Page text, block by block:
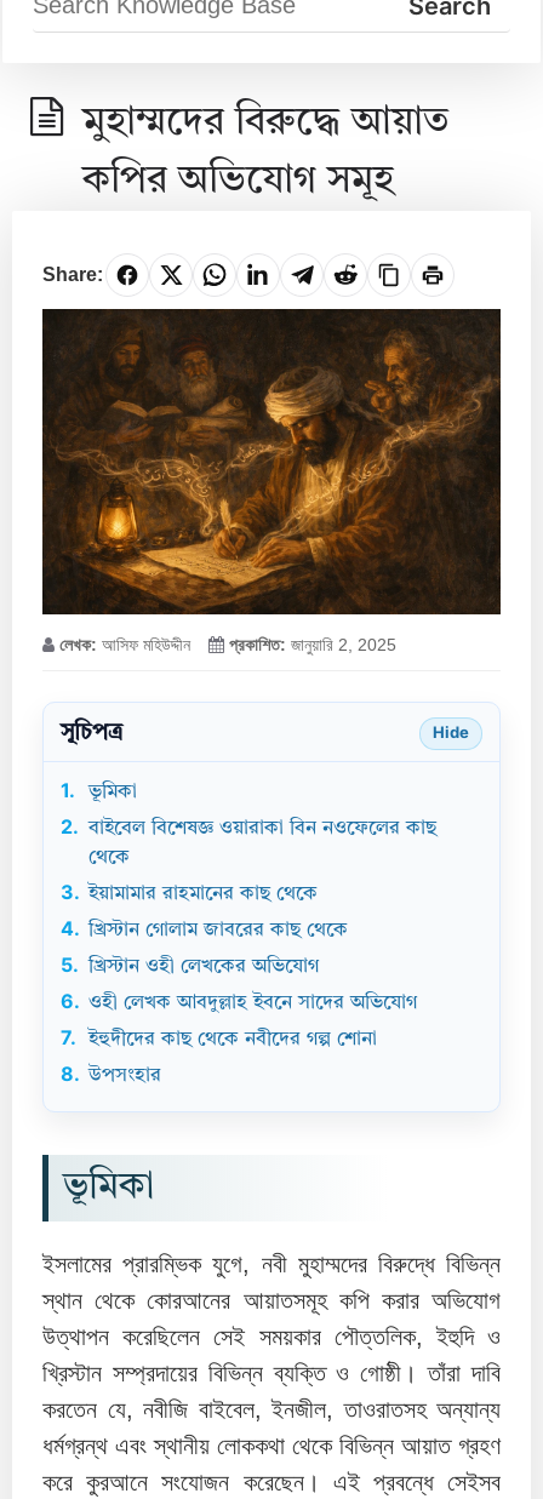
মুহাম্মদের বিরুদ্ধে আয়াত
কপির অভিযোগ সমূহ
Share:
লেখক: আসিফ মহিউদ্দীন প্রকাশিত: জানুয়ারি 2, 2025
সূচিপত্র Hide
1.
ভূমিকা
2. বাইবেল বিশেষজ্ঞ ওয়ারাকা বিন নওফেলের কাছ
থেকে
3. ইয়ামামার রাহমানের কাছ থেকে
4. খ্রিস্টান গোলাম জাবরের কাছ থেকে
5. খ্রিস্টান ওহী লেখকের অভিযোগ
6. ওহী লেখক আবদুল্লাহ ইবনে সাদের অভিযোগ
7.
ইহুদীদের কাছ থেকে নবীদের গল্প শোনা
8. উপসংহার
ভূমিকা
ইসলামের প্রারম্ভিক যুগে, নবী মুহাম্মদের বিরুদ্ধে বিভিন্ন
স্থান থেকে কোরআনের আয়াতসমূহ কপি করার অভিযোগ
উত্থাপন করেছিলেন সেই সময়কার পৌত্তলিক, ইহুদি ও
খ্রিস্টান সম্প্রদায়ের বিভিন্ন ব্যক্তি ও গোষ্ঠী। তাঁরা দাবি
করতেন যে, নবীজি বাইবেল, ইনজীল, তাওরাতসহ অন্যান্য
ধর্মগ্রন্থ এবং স্থানীয় লোককথা থেকে বিভিন্ন আয়াত গ্রহণ
করে কুরআনে সংযোজন করেছেন। এই প্রবন্ধে সেইসব